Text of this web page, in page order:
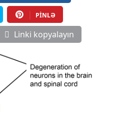
PINLƏ
Linki kopyalayın